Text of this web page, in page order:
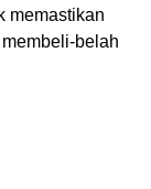
memastikan
belah